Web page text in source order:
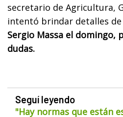
secretario de Agricultura,
intentó brindar detalles
Sergio Massa el domingo,
dudas.
Seguí leyendo
"Hay normas que están